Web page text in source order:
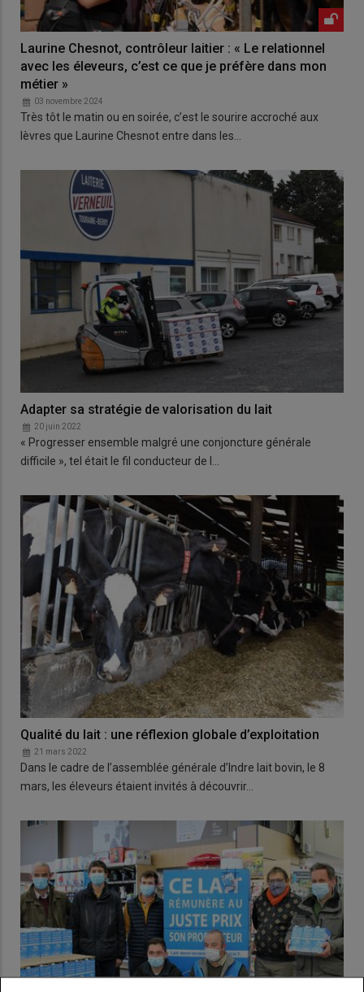
Laurine Chesnot, contrôleur laitier : « Le relationnel
avec les éleveurs, c’est ce que je préfère dans mon
métier »
03 novembre 2024
Très tôt le matin ou en soirée, c’est le sourire accroché aux
lèvres que Laurine Chesnot entre dans les…
Adapter sa stratégie de valorisation du lait
20 juin 2022
« Progresser ensemble malgré une conjoncture générale
difficile », tel était le fil conducteur de l…
Qualité du lait : une réflexion globale d’exploitation
21 mars 2022
Dans le cadre de l’assemblée générale d’Indre lait bovin, le 8
mars, les éleveurs étaient invités à découvrir…